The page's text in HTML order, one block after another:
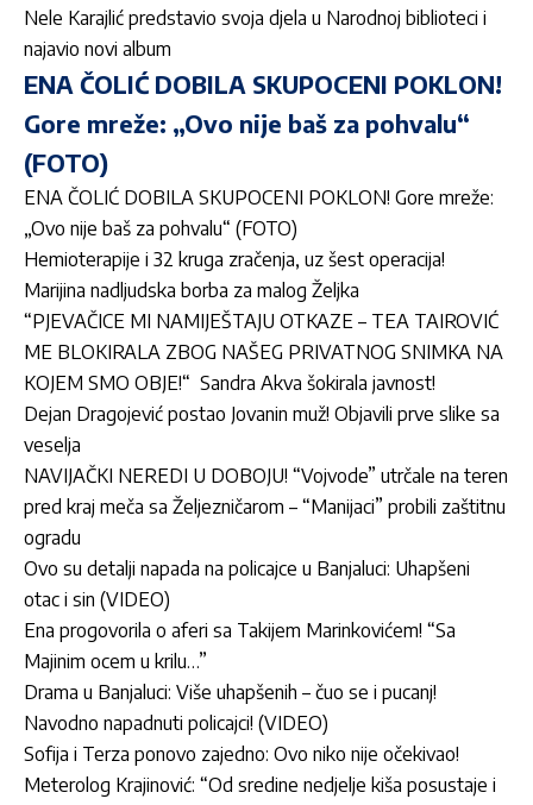
Nele Karajlić predstavio svoja djela u Narodnoj biblioteci i
najavio novi album
ENA ČOLIĆ DOBILA SKUPOCENI POKLON!
Gore mreže: „Ovo nije baš za pohvalu“
(FOTO)
ENA ČOLIĆ DOBILA SKUPOCENI POKLON! Gore mreže:
„Ovo nije baš za pohvalu“ (FOTO)
Hemioterapije i 32 kruga zračenja, uz šest operacija!
Marijina nadljudska borba za malog Željka
“PJEVAČICE MI NAMIJEŠTAJU OTKAZE – TEA TAIROVIĆ
ME BLOKIRALA ZBOG NAŠEG PRIVATNOG SNIMKA NA
KOJEM SMO OBJE!“ Sandra Akva šokirala javnost!
Dejan Dragojević postao Jovanin muž! Objavili prve slike sa
veselja
NAVIJAČKI NEREDI U DOBOJU! “Vojvode” utrčale na teren
pred kraj meča sa Željezničarom – “Manijaci” probili zaštitnu
ogradu
Ovo su detalji napada na policajce u Banjaluci: Uhapšeni
otac i sin (VIDEO)
Ena progovorila o aferi sa Takijem Marinkovićem! “Sa
Majinim ocem u krilu…”
Drama u Banjaluci: Više uhapšenih – čuo se i pucanj!
Navodno napadnuti policajci! (VIDEO)
Sofija i Terza ponovo zajedno: Ovo niko nije očekivao!
Meterolog Krajinović: “Od sredine nedjelje kiša posustaje i